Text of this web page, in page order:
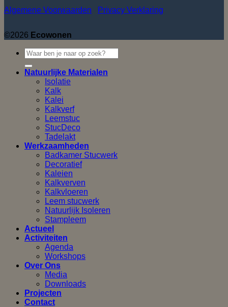
Algemene Voorwaarden
Privacy Verklaring
©2026 Ecowonen
Natuurlijke Materialen
Isolatie
Kalk
Kalei
Kalkverf
Leemstuc
StucDeco
Tadelakt
Werkzaamheden
Badkamer Stucwerk
Decoratief
Kaleien
Kalkverven
Kalkvloeren
Leem stucwerk
Natuurlijk Isoleren
Stampleem
Actueel
Activiteiten
Agenda
Workshops
Over Ons
Media
Downloads
Projecten
Contact